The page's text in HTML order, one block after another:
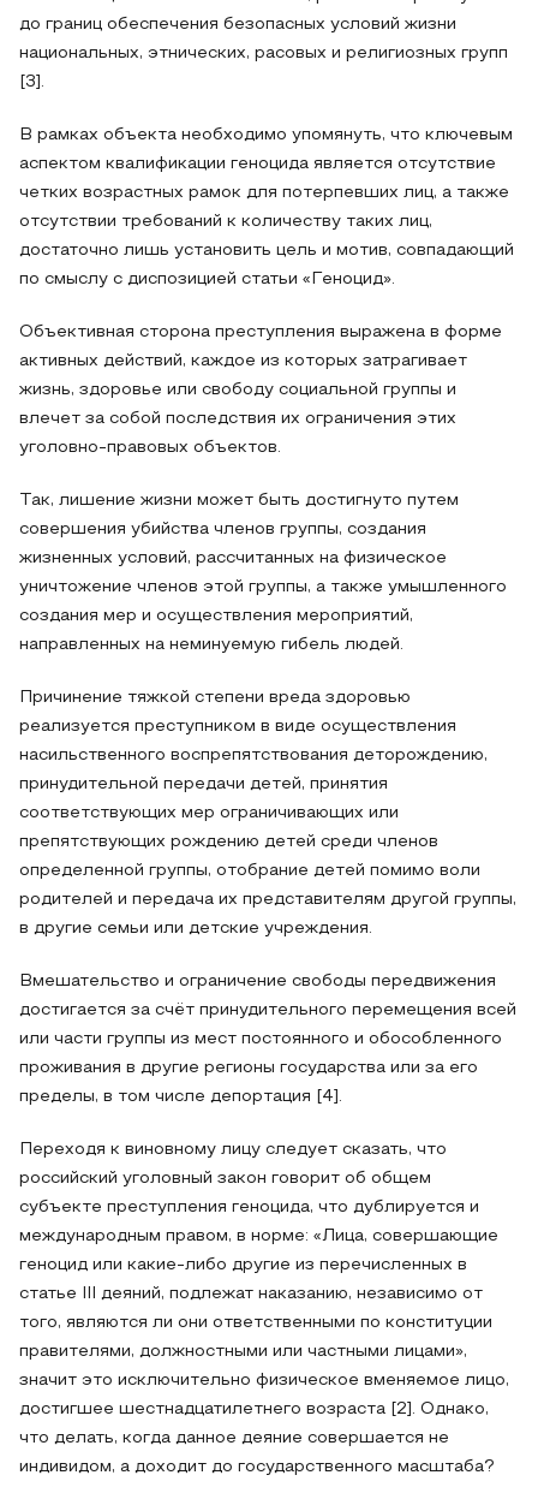
до границ обеспечения безопасных условий жизни
национальных, этнических, расовых и религиозных групп
[3].
В рамках объекта необходимо упомянуть, что ключевым
аспектом квалификации геноцида является отсутствие
четких возрастных рамок для потерпевших лиц, а также
отсутствии требований к количеству таких лиц,
достаточно лишь установить цель и мотив, совпадающий
по смыслу с диспозицией статьи «Геноцид».
Объективная сторона преступления выражена в форме
активных действий, каждое из которых затрагивает
жизнь, здоровье или свободу социальной группы и
влечет за собой последствия их ограничения этих
уголовно-правовых объектов.
Так, лишение жизни может быть достигнуто путем
совершения убийства членов группы, создания
жизненных условий, рассчитанных на физическое
уничтожение членов этой группы, а также умышленного
создания мер и осуществления мероприятий,
направленных на неминуемую гибель людей.
Причинение тяжкой степени вреда здоровью
реализуется преступником в виде осуществления
насильственного воспрепятствования деторождению,
принудительной передачи детей, принятия
соответствующих мер ограничивающих или
препятствующих рождению детей среди членов
определенной группы, отобрание детей помимо воли
родителей и передача их представителям другой группы,
в другие семьи или детские учреждения.
Вмешательство и ограничение свободы передвижения
достигается за счёт принудительного перемещения всей
или части группы из мест постоянного и обособленного
проживания в другие регионы государства или за его
пределы, в том числе депортация [4].
Переходя к виновному лицу следует сказать, что
российский уголовный закон говорит об общем
субъекте преступления геноцида, что дублируется и
международным правом, в норме: «Лица, совершающие
геноцид или какие-либо другие из перечисленных в
статье III деяний, подлежат наказанию, независимо от
того, являются ли они ответственными по конституции
правителями, должностными или частными лицами»,
значит это исключительно физическое вменяемое лицо,
достигшее шестнадцатилетнего возраста [2]. Однако,
что делать, когда данное деяние совершается не
индивидом, а доходит до государственного масштаба?